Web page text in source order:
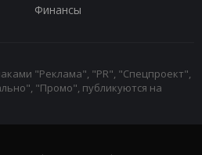
Финансы
"Реклама", "PR", "Спецпроект",
"Промо", публикуются на